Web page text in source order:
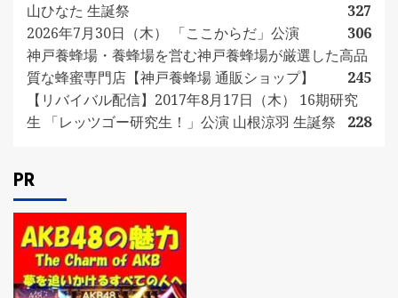
山ひなた 生誕祭
327
2026年7月30日（木） 「ここからだ」公演
306
神戸養蜂場・養蜂場を営む神戸養蜂場が厳選した高品
質な蜂蜜専門店【神戸養蜂場 通販ショップ】
245
【リバイバル配信】2017年8月17日（木） 16期研究
生 「レッツゴー研究生！」公演 山根涼羽 生誕祭
228
PR